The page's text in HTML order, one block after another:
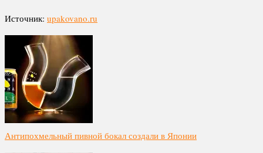
Источник: upakovano.ru
Антипохмельный пивной бокал создали в Японии